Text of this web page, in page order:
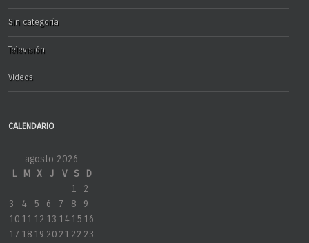
Sin categoría
Televisión
Videos
CALENDARIO
agosto 2026
L
M X J V S
D
1
2
3
4 5 6 7 8
9
10 11 12 13 1415 16
17 18 19 20 21 22 23